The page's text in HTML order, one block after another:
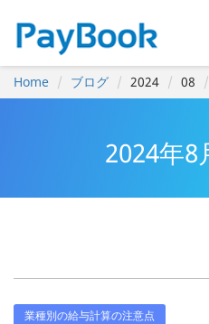
Home ブログ 2024 08
2024年8
業種別の給与計算の注意点